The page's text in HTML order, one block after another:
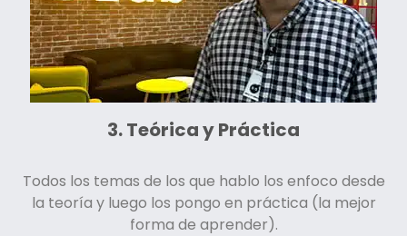
3. Teórica y Práctica
Todos los temas de los que hablo los enfoco desde
la teoría y luego los pongo en práctica (la mejor
forma de aprender).